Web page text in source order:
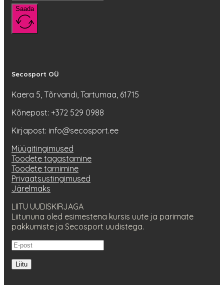
Saada
Secosport OÜ
Kaera 5, Tõrvandi, Tartumaa, 61715
Kõnepost: +372 529 0988
Kirjapost: info@secosport.ee
Müügitingimused
Toodete tagastamine
Toodete tarnimine
Privaatsustingimused
Järelmaks
LIITU UUDISKIRJAGA
Liitununa oled esimestena kursis uute ja parimate
pakkumiste ja Secosport uudistega.
Liitu